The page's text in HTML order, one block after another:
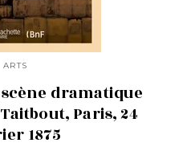
ARTS
dramatique
Paris, 24
1875